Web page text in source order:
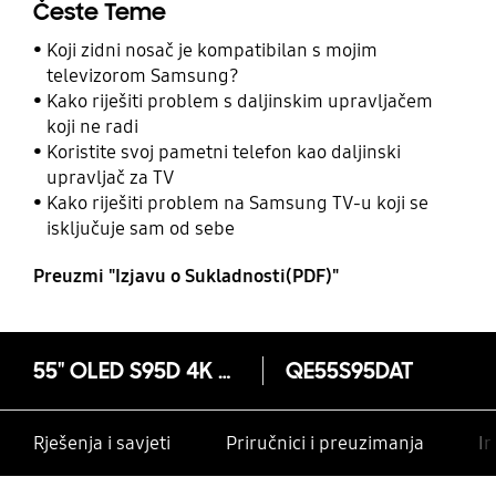
Česte Teme
Koji zidni nosač je kompatibilan s mojim
televizorom Samsung?
Kako riješiti problem s daljinskim upravljačem
koji ne radi
Koristite svoj pametni telefon kao daljinski
upravljač za TV
Kako riješiti problem na Samsung TV-u koji se
isključuje sam od sebe
Preuzmi "Izjavu o Sukladnosti(PDF)"
55" OLED S95D 4K Tizen OS Smart TV (2024) QE55S95DAT
Rješenja i savjeti Priručnici i preuzimanja